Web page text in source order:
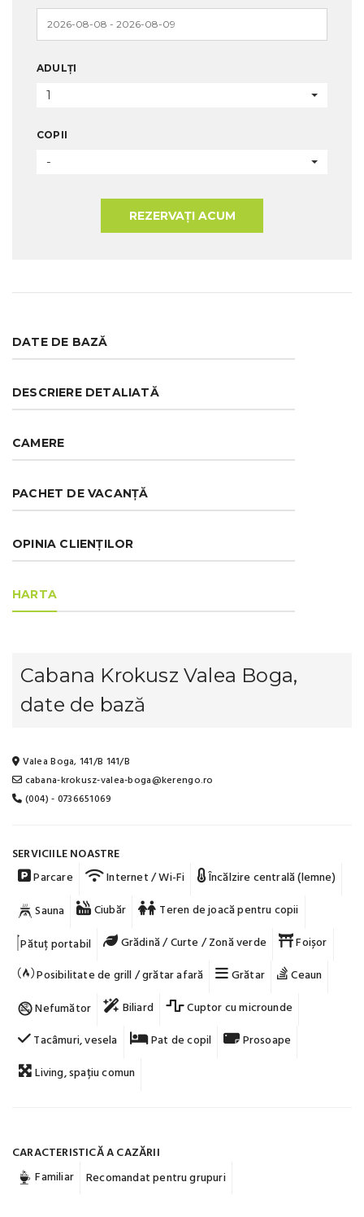
ADULȚI
1
COPII
-
REZERVAȚI ACUM
DATE DE BAZĂ
DESCRIERE DETALIATĂ
CAMERE
PACHET DE VACANȚĂ
OPINIA CLIENȚILOR
HARTA
Cabana Krokusz Valea Boga,
date de bază
Valea Boga, 141/B 141/B
cabana-krokusz-valea-boga@kerengo.ro
(004) - 0736651069
SERVICIILE NOASTRE
Parcare
Internet / Wi-Fi
Încălzire centrală (lemne)
Sauna
Ciubăr
Teren de joacă pentru copii
Pătuț portabil
Grădină / Curte / Zonă verde
Foișor
Posibilitate de grill / grătar afară
Grătar
Ceaun
Nefumător
Biliard
Cuptor cu microunde
Tacâmuri, vesela
Pat de copil
Prosoape
Living, spațiu comun
CARACTERISTICĂ A CAZĂRII
Familiar
Recomandat pentru grupuri